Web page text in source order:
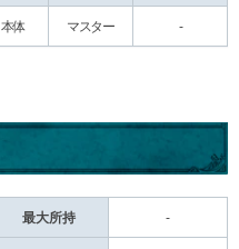
本体 マスター -
最大所持 -